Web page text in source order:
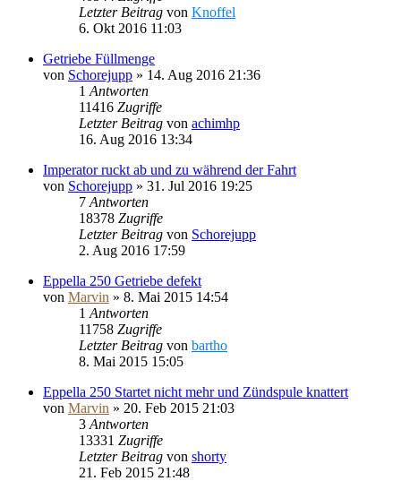
Letzter Beitrag von Knoffel
6. Okt 2016 11:03
Getriebe Füllmenge
von Schorejupp » 14. Aug 2016 21:36
1 Antworten
11416 Zugriffe
Letzter Beitrag von achimhp
16. Aug 2016 13:34
Imperator ruckt ab und zu während der Fahrt
von Schorejupp » 31. Jul 2016 19:25
7 Antworten
18378 Zugriffe
Letzter Beitrag von Schorejupp
2. Aug 2016 17:59
Eppella 250 Getriebe defekt
von Marvin » 8. Mai 2015 14:54
1 Antworten
11758 Zugriffe
Letzter Beitrag von bartho
8. Mai 2015 15:05
Eppella 250 Startet nicht mehr und Zündspule knattert
von Marvin » 20. Feb 2015 21:03
3 Antworten
13331 Zugriffe
Letzter Beitrag von shorty
21. Feb 2015 21:48